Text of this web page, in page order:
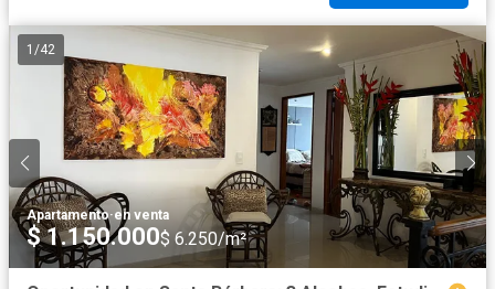
1 /42
Apartamento·en venta
$ 1.150.000$ 6.250/m²